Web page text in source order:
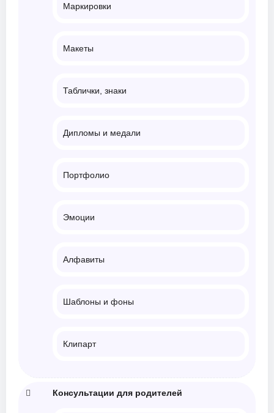
Маркировки
Макеты
Таблички, знаки
Дипломы и медали
Портфолио
Эмоции
Алфавиты
Шаблоны и фоны
Клипарт
Консультации для родителей